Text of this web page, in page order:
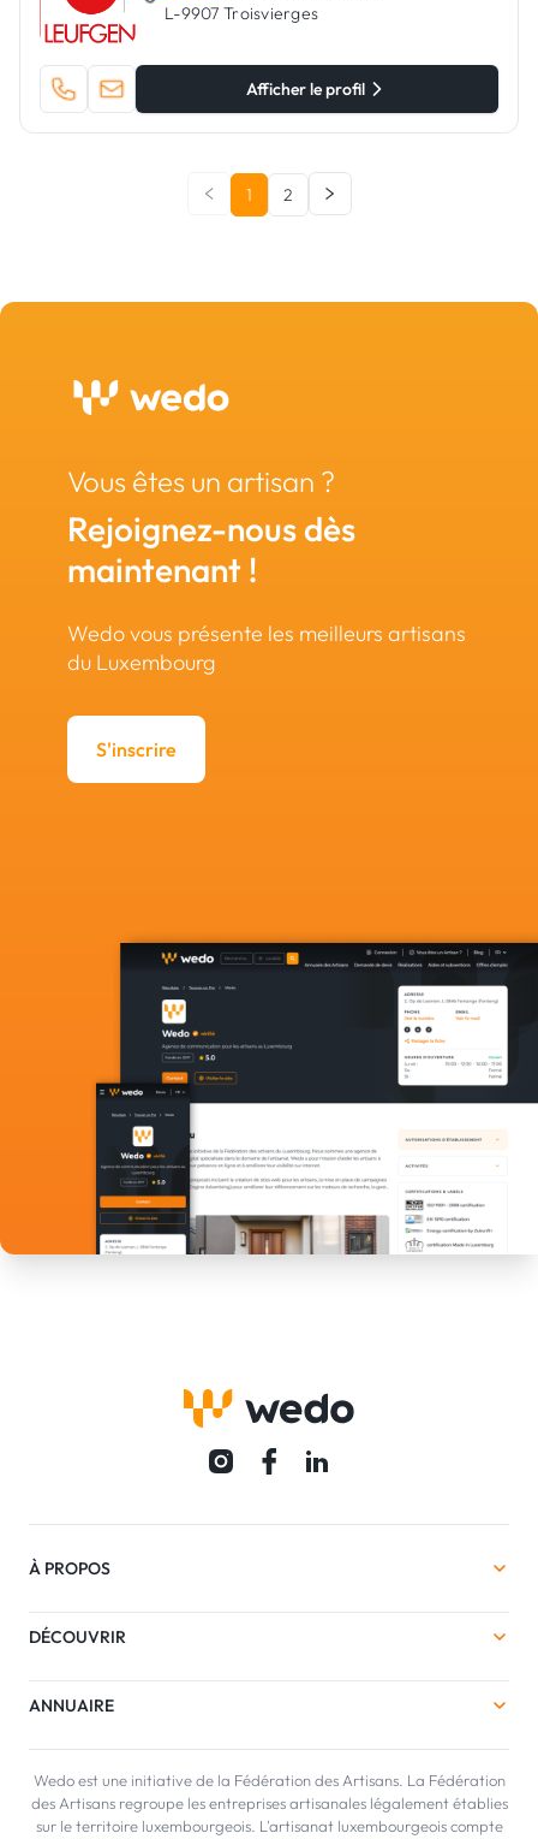
L-9907 Troisvierges
Afficher le profil
1 2
Vous êtes un artisan ?
Rejoignez-nous dès
maintenant !
Wedo vous présente les meilleurs artisans
du Luxembourg
S'inscrire
À PROPOS
DÉCOUVRIR
ANNUAIRE
Wedo est une initiative de la Fédération des Artisans. La Fédération
des Artisans regroupe les entreprises artisanales légalement établies
sur le territoire luxembourgeois. L'artisanat luxembourgeois compte